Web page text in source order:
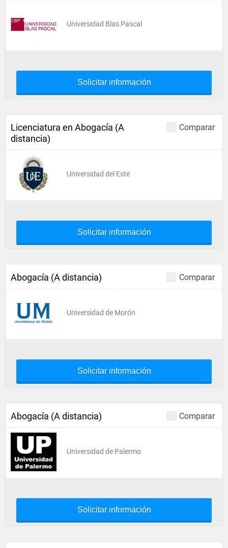
Universidad Blas Pascal
Solicitar información
Comparar
Licenciatura en Abogacía (A
distancia)
Universidad del Este
Solicitar información
Comparar
Abogacía (A distancia)
Universidad de Morón
Solicitar información
Comparar
Abogacía (A distancia)
Universidad de Palermo
Solicitar información